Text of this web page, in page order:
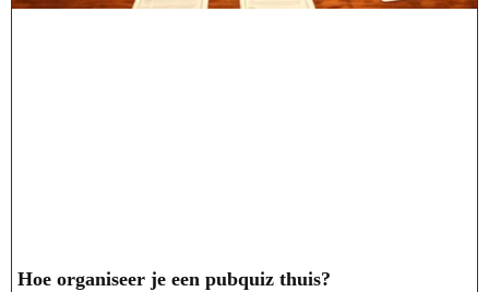
Hoe organiseer je een pubquiz thuis?